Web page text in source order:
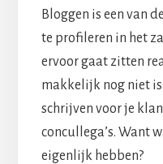
Bloggen is een van
te profileren in het
ervoor gaat zitten
makkelijk nog niet
schrijven voor je
concullega’s. Want
eigenlijk hebben?